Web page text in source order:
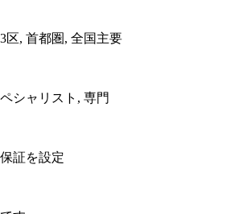
区, 首都圏, 全国主要
シャリスト, 専門
証を設定